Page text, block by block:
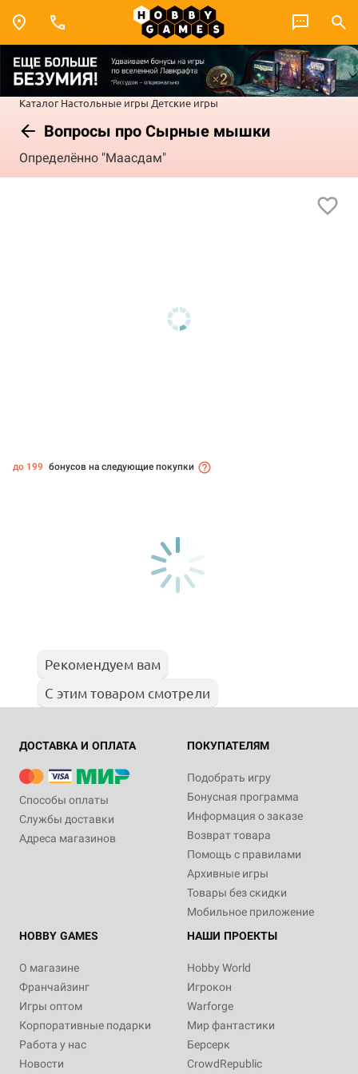
Каталог Настольные игры Детские игры
Вопросы про Сырные мышки
Определённо "Маасдам"
до 199 бонусов на следующие покупки
Рекомендуем вам
С этим товаром смотрели
ДОСТАВКА И ОПЛАТА
Способы оплаты
Службы доставки
Адреса магазинов
ПОКУПАТЕЛЯМ
Подобрать игру
Бонусная программа
Информация о заказе
Возврат товара
Помощь с правилами
Архивные игры
Товары без скидки
Мобильное приложение
HOBBY GAMES
О магазине
Франчайзинг
Игры оптом
Корпоративные подарки
Работа у нас
Новости
НАШИ ПРОЕКТЫ
Hobby World
Игрокон
Warforge
Мир фантастики
Берсерк
CrowdRepublic